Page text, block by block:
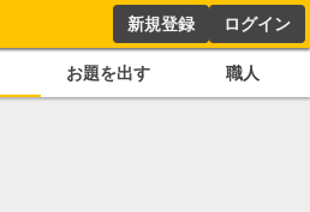
新規登録 ログイン
お題を出す 職人